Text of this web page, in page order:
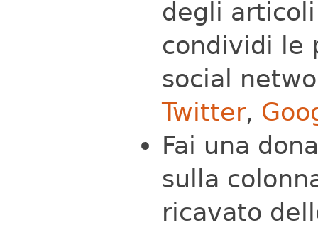
degli
condividi le
social
Twitter,
Fai una
sulla
ricavato